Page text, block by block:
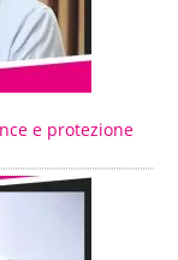
e protezione